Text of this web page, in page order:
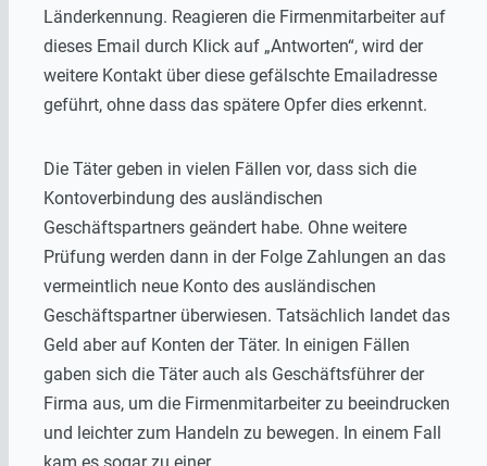
Länderkennung. Reagieren die Firmenmitarbeiter auf
dieses Email durch Klick auf „Antworten“, wird der
weitere Kontakt über diese gefälschte Emailadresse
geführt, ohne dass das spätere Opfer dies erkennt.
Die Täter geben in vielen Fällen vor, dass sich die
Kontoverbindung des ausländischen
Geschäftspartners geändert habe. Ohne weitere
Prüfung werden dann in der Folge Zahlungen an das
vermeintlich neue Konto des ausländischen
Geschäftspartner überwiesen. Tatsächlich landet das
Geld aber auf Konten der Täter. In einigen Fällen
gaben sich die Täter auch als Geschäftsführer der
Firma aus, um die Firmenmitarbeiter zu beeindrucken
und leichter zum Handeln zu bewegen. In einem Fall